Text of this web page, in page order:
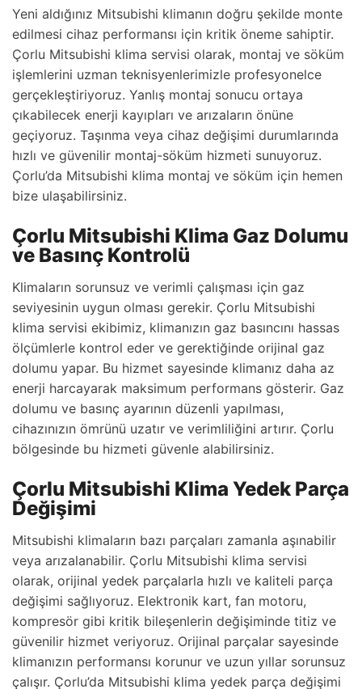
Yeni aldığınız Mitsubishi klimanın doğru şekilde monte
edilmesi cihaz performansı için kritik öneme sahiptir.
Çorlu Mitsubishi klima servisi olarak, montaj ve söküm
işlemlerini uzman teknisyenlerimizle profesyonelce
gerçekleştiriyoruz. Yanlış montaj sonucu ortaya
çıkabilecek enerji kayıpları ve arızaların önüne
geçiyoruz. Taşınma veya cihaz değişimi durumlarında
hızlı ve güvenilir montaj-söküm hizmeti sunuyoruz.
Çorlu’da Mitsubishi klima montaj ve söküm için hemen
bize ulaşabilirsiniz.
Çorlu Mitsubishi Klima Gaz Dolumu
ve Basınç Kontrolü
Klimaların sorunsuz ve verimli çalışması için gaz
seviyesinin uygun olması gerekir. Çorlu Mitsubishi
klima servisi ekibimiz, klimanızın gaz basıncını hassas
ölçümlerle kontrol eder ve gerektiğinde orijinal gaz
dolumu yapar. Bu hizmet sayesinde klimanız daha az
enerji harcayarak maksimum performans gösterir. Gaz
dolumu ve basınç ayarının düzenli yapılması,
cihazınızın ömrünü uzatır ve verimliliğini artırır. Çorlu
bölgesinde bu hizmeti güvenle alabilirsiniz.
Çorlu Mitsubishi Klima Yedek Parça
Değişimi
Mitsubishi klimaların bazı parçaları zamanla aşınabilir
veya arızalanabilir. Çorlu Mitsubishi klima servisi
olarak, orijinal yedek parçalarla hızlı ve kaliteli parça
değişimi sağlıyoruz. Elektronik kart, fan motoru,
kompresör gibi kritik bileşenlerin değişiminde titiz ve
güvenilir hizmet veriyoruz. Orijinal parçalar sayesinde
klimanızın performansı korunur ve uzun yıllar sorunsuz
çalışır. Çorlu’da Mitsubishi klima yedek parça değişimi